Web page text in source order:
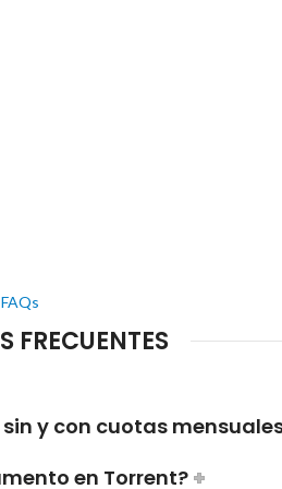
FAQs
FRECUENTES
y con cuotas
en Torrent?